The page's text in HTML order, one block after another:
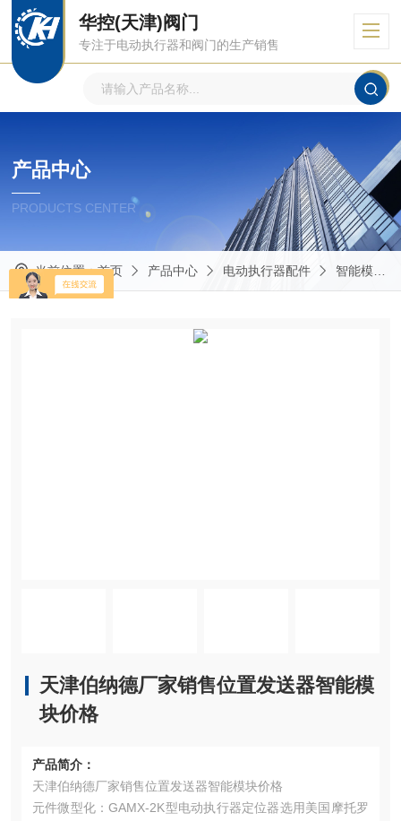
华控(天津)阀门
专注于电动执行器和阀门的生产销售
产品中心
PRODUCTS CENTER
当前位置：首页 产品中心 电动执行器配件 智能模块
天津伯纳德厂家销售位置发送器智能模
块价格
产品简介：
天津伯纳德厂家销售位置发送器智能模块价格
元件微型化：GAMX-2K型电动执行器定位器选用美国摩托罗